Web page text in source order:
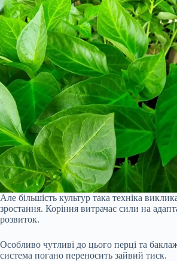
Але більшість культур така техніка
зростання. Коріння витрачає сили на
розвиток.
Особливо чутливі до цього перці та
система погано переносить зайвий тиск.